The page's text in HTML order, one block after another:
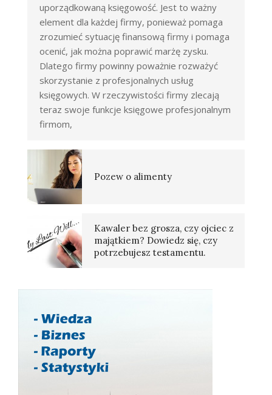
uporządkowaną księgowość. Jest to ważny
element dla każdej firmy, ponieważ pomaga
zrozumieć sytuację finansową firmy i pomaga
ocenić, jak można poprawić marżę zysku.
Dlatego firmy powinny poważnie rozważyć
skorzystanie z profesjonalnych usług
księgowych. W rzeczywistości firmy zlecają
teraz swoje funkcje księgowe profesjonalnym
firmom,
Pozew o alimenty
Kawaler bez grosza, czy ojciec z
majątkiem? Dowiedz się, czy
potrzebujesz testamentu.